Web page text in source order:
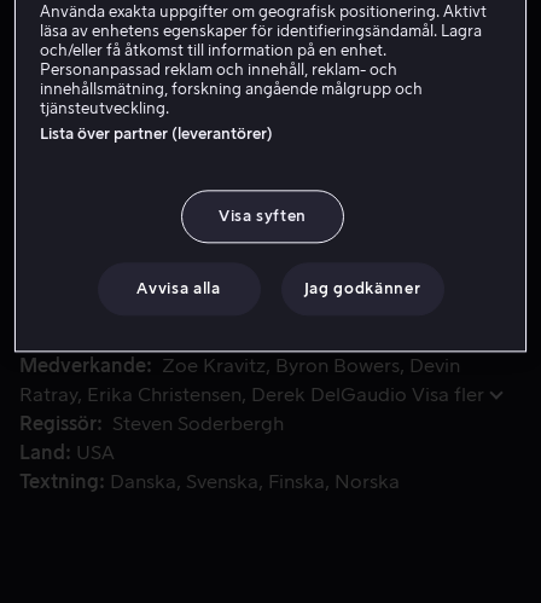
Köp 99 kr
Angela är en teknisk analytiker som granskar ljudfiler.
Angela är en teknisk analytiker som granskar ljudfiler.
Pandemin rasar och Angela, som lider av agorafobi,
något fruktansvärt i en av filerna.
Medverkande Zoe Kravitz Byron Bowers
Devin
Ratray
Erika Christensen Derek DelGaudio Visa fler
Regissör
Steven Soderbergh
Land
USA
Textning
Danska Svenska Finska Norska
Använda exakta uppgifter om geografisk positionering. Aktivt
läsa av enhetens egenskaper för identifieringsändamål. Lagra
och/eller få åtkomst till information på en enhet.
Personanpassad reklam och innehåll, reklam- och
innehållsmätning, forskning angående målgrupp och
tjänsteutveckling.
Lista över partner (leverantörer)
Visa syften
Avvisa alla Jag godkänner